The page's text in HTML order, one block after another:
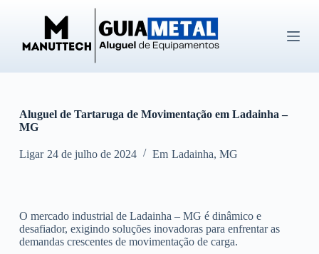
o
o
d
o
Aluguel de Tartaruga de Movimentação em Ladainha –
MG
Ligar 24 de julho de 2024 Em Ladainha, MG
O mercado industrial de Ladainha – MG é dinâmico e
desafiador, exigindo soluções inovadoras para enfrentar as
demandas crescentes de movimentação de carga.